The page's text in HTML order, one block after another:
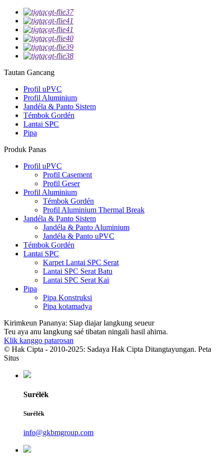
Tautan Gancang
Profil uPVC
Profil Aluminium
Jandéla & Panto Sistem
Témbok Gordén
Lantai SPC
Pipa
Produk Panas
Profil uPVC
Profil Casement
Profil Geser
Profil Aluminium
Témbok Gordén
Profil Aluminium Thermal Break
Jandéla & Panto Sistem
Jandéla & Panto Aluminium
Jandéla & Panto uPVC
Témbok Gordén
Lantai SPC
Karpet Lantai SPC Serat
Lantai SPC Serat Batu
Lantai SPC Serat Kai
Pipa
Pipa Konstruksi
Pipa kotamadya
Kirimkeun Pananya: Siap diajar langkung seueur
Teu aya anu langkung saé tibatan ningali hasil ahirna.
Klik kanggo patarosan
© Hak Cipta - 2010-2025: Sadaya Hak Cipta Ditangtayungan. Peta
Situs
Surélék
Surélék
info@gkbmgroup.com